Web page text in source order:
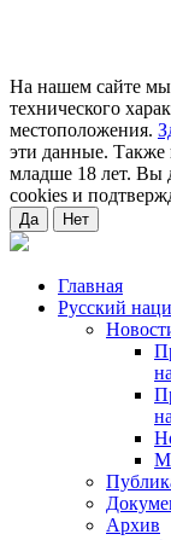
На нашем сайте мы
технического
местоположения.
эти данные. Также
младше 18 лет. Вы
cookies и
Да Нет
Главная
Русский
Архив